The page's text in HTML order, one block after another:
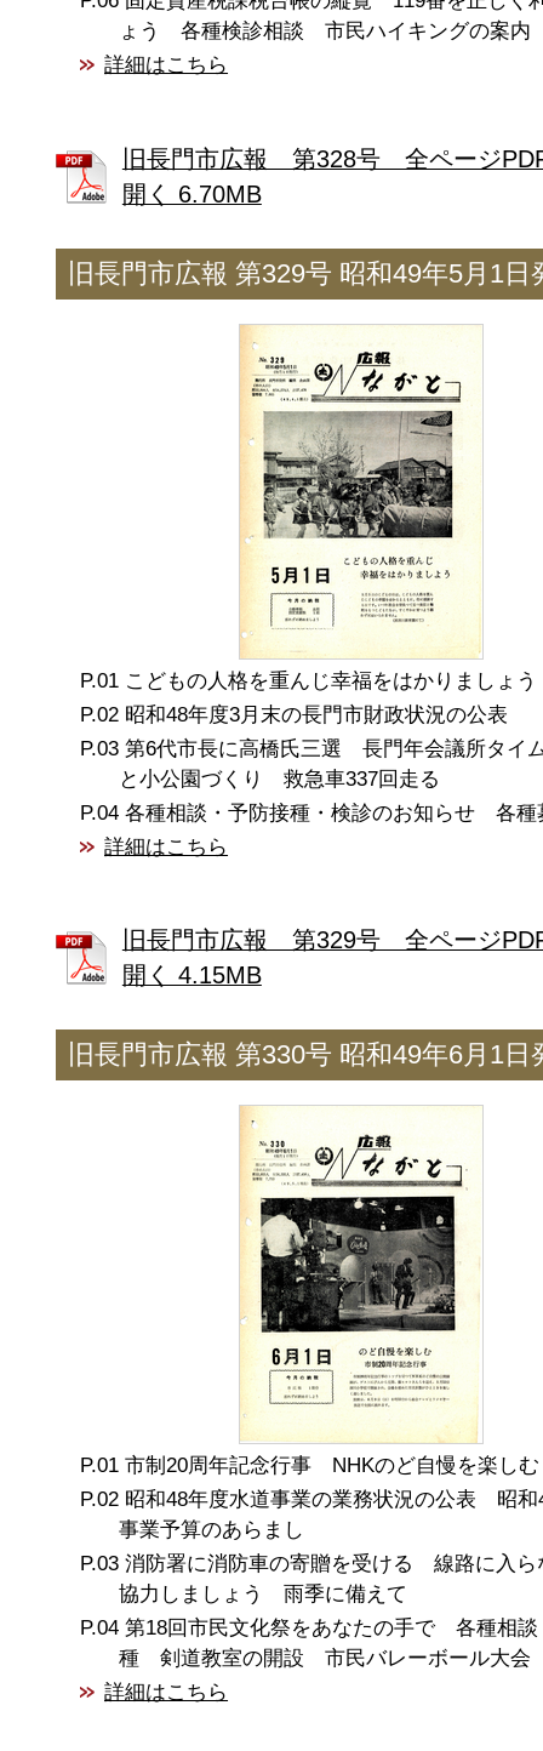
ょう 各種検診相談 市民ハイキングの案内
詳細はこちら
旧長門市広報 第328号 全ページ
開く 6.70MB
旧長門市広報 第329号 昭和49年5月1日
こどもの人格を重んじ幸福をはかりましょう
昭和48年度3月末の長門市財政状況の公表
第6代市長に高橋氏三選 長門年会議所タイ
と小公園づくり 救急車337回走る
各種相談・予防接種・検診のお知らせ 各種
詳細はこちら
旧長門市広報 第329号 全ページ
開く 4.15MB
旧長門市広報 第330号 昭和49年6月1日
市制20周年記念行事 NHKのど自慢を楽しむ
昭和48年度水道事業の業務状況の公表 昭和
事業予算のあらまし
消防署に消防車の寄贈を受ける 線路に入ら
協力しましょう 雨季に備えて
第18回市民文化祭をあなたの手で 各種相談
種 剣道教室の開設 市民バレーボール大会
詳細はこちら